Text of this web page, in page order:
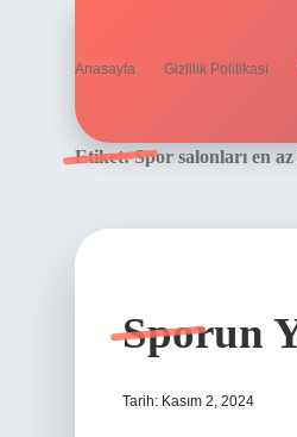
Anasayfa Gizlilik Politikası
Etiket:Spor salonları en
Sporun
Tarih: Kasım 2, 2024